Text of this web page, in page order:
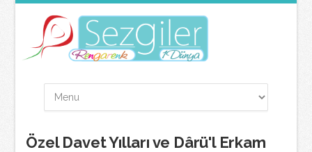
Özel Davet Yılları ve Dârü'l Erkam